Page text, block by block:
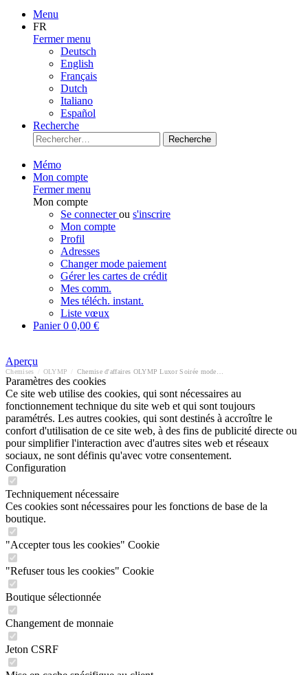
Menu
FR
Fermer menu
Deutsch
English
Français
Dutch
Italiano
Español
Recherche
Recherche
Mémo
Mon compte
Fermer menu
Mon compte
Se connecterou s'inscrire
Mon compte
Profil
Adresses
Changer mode paiement
Gérer les cartes de crédit
Mes comm.
Mes téléch. instant.
Liste vœux
Panier0 0,00 €
Aperçu
Chemises OLYMP
Paramètres des cookies
Ce site web utilise des cookies, qui sont nécessaires au
fonctionnement technique du site web et qui sont toujours
paramétrés. Les autres cookies, qui sont destinés à accroître le
confort d'utilisation de ce site web, à des fins de publicité directe ou
pour simplifier l'interaction avec d'autres sites web et réseaux
sociaux, ne sont définis qu'avec votre consentement.
Configuration
Techniquement nécessaire
Ces cookies sont nécessaires pour les fonctions de base de la
boutique.
"Accepter tous les cookies" Cookie
"Refuser tous les cookies" Cookie
Boutique sélectionnée
Changement de monnaie
Jeton CSRF